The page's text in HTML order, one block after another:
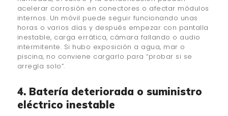
acelerar corrosión en conectores o afectar módulos
internos. Un móvil puede seguir funcionando unas
horas o varios días y después empezar con pantalla
inestable, carga errática, cámara fallando o audio
intermitente. Si hubo exposición a agua, mar o
piscina, no conviene cargarlo para “probar si se
arregla solo”.
4. Batería deteriorada o suministro
eléctrico inestable